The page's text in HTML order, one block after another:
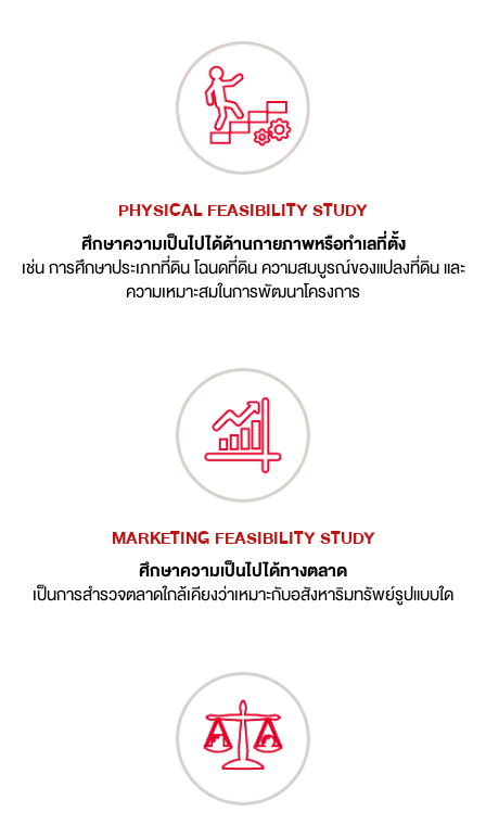
PHYSICAL FEASIBILITY STUDY
ศึกษาความเป็นไปได้ด้านกายภาพหรือทำเลที่ตั้ง
เช่น การศึกษาประเภทที่ดิน โฉนดที่ดิน ความสมบูรณ์ของแปลงที่ดิน และ
ความเหมาะสมในการพัฒนาโครงการ
MARKETING FEASIBILITY STUDY
ศึกษาความเป็นไปได้ทางตลาด
เป็นการสำรวจตลาดใกล้เคียงว่าเหมาะกับอสังหาริมทรัพย์รูปแบบใด